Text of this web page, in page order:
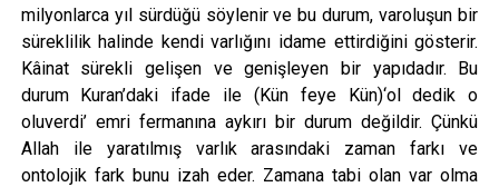
milyonlarca yıl sürdüğü söylenir ve bu durum, varoluşun bir
süreklilik halinde kendi varlığını idame ettirdiğini gösterir.
Kâinat sürekli gelişen ve genişleyen bir yapıdadır. Bu
durum Kuran’daki ifade ile (Kün feye Kün)‘ol dedik o
oluverdi’ emri fermanına aykırı bir durum değildir. Çünkü
Allah ile yaratılmış varlık arasındaki zaman farkı ve
ontolojik fark bunu izah eder. Zamana tabi olan var olma